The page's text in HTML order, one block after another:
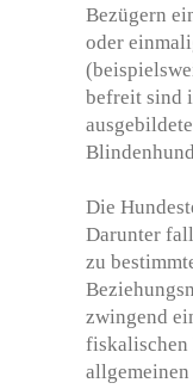
Bezügern
oder
befreit sind
Die
Darunter
zu
zwingend
fiskalischen